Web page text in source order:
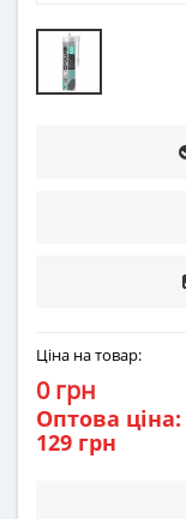
Ціна на товар:
0 грн
Оптова ціна:
129 грн